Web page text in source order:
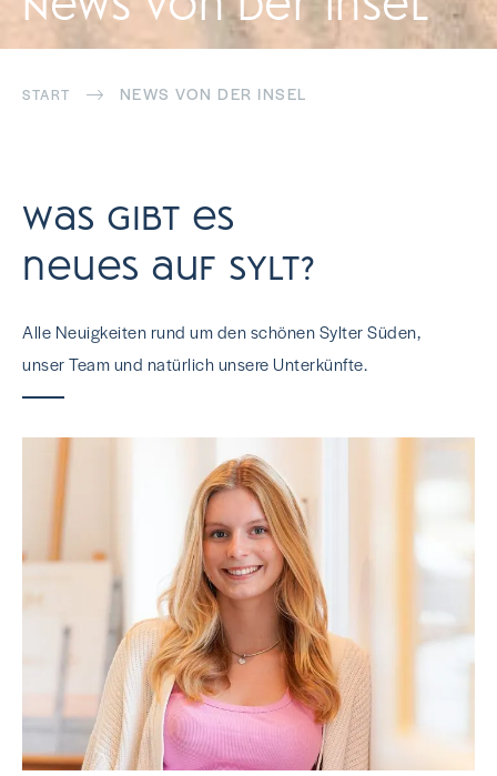
START NEWS VON DER INSEL
Was gibt es
neues auf sylt?
Alle Neuigkeiten rund um den schönen Sylter Süden,
unser Team und natürlich unsere Unterkünfte.